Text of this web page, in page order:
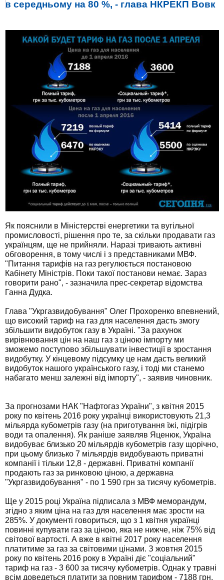
в середньому на 80 %, - глава НКРЕКП Вовк
Як пояснили в Міністерстві енергетики та вугільної
промисловості, рішення про те, за скільки продавати газ
українцям, ще не прийняли. Наразі тривають активні
обговорення, в тому числі і з представниками МВФ.
"Питання тарифів на газ регулюється постановою
Кабінету Міністрів. Поки такої постанови немає. Зараз
говорити рано", - зазначила прес-секретар відомства
Ганна Дудка.
Глава "Укргазвидобування" Олег Прохоренко впевнений,
що високий тариф на газ для населення дасть змогу
збільшити видобуток газу в Україні. "За рахунок
вирівнювання цін на наш газ з ціною імпорту ми
зможемо поступово збільшувати інвестиції в зростання
видобутку. У кінцевому підсумку це нам дасть великий
видобуток нашого українського газу, і тоді ми станемо
набагато менш залежні від імпорту", - заявив чиновник.
За прогнозами НАК "Нафтогаз України", з квітня 2015
року по квітень 2016 року українці використовують 21,3
мільярда кубометрів газу (на приготування їжі, підігрів
води та опалення). Як раніше заявляв Яценюк, Україна
видобуває близько 20 мільярдів кубометрів газу щорічно,
при цьому близько 7 мільярдів видобувають приватні
компанії і тільки 12,8 - державні. Приватні компанії
продають газ за ринковою ціною, а державна
"Укргазвидобування" - по 1 590 грн за тисячу кубометрів.
Ще у 2015 році Україна підписала з МВФ меморандум,
згідно з яким ціна на газ для населення має зрости на
285%. У документі говориться, що з 1 квітня українці
повинні купувати газ за ціною, яка не нижче, ніж 75% від
світової вартості. А вже в квітні 2017 року населення
платитиме за газ за світовими цінами. З жовтня 2015
року по квітень 2016 року в Україні діє "соціальний"
тариф на газ - 3 600 за тисячу кубометрів. Однак у травні
всім доведеться платити за повним тарифом - 7188 грн.